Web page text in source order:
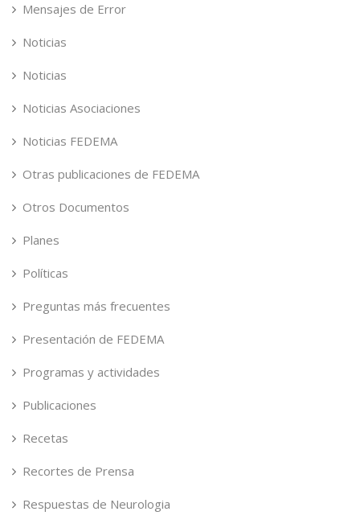
Mensajes de Error
Noticias
Noticias
Noticias Asociaciones
Noticias FEDEMA
Otras publicaciones de FEDEMA
Otros Documentos
Planes
Políticas
Preguntas más frecuentes
Presentación de FEDEMA
Programas y actividades
Publicaciones
Recetas
Recortes de Prensa
Respuestas de Neurologia